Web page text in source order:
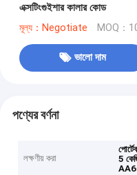
এক্সটিংগুইশার কালার কোড
মূল্য：Negotiate MOQ：
ভালো দাম
পণ্যের বর্ণনা
লক্ষণীয় করা
5